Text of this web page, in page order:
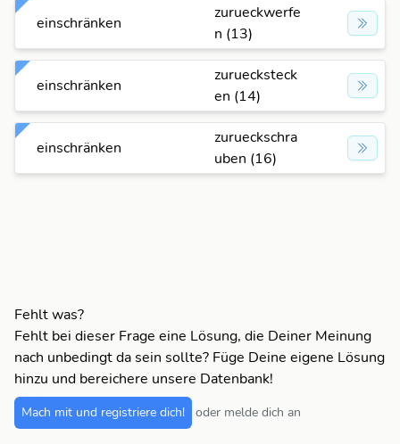
einschränken
zurueckwerfe
n (13)
einschränken
zuruecksteck
en (14)
einschränken
zurueckschra
uben (16)
Fehlt was?
Fehlt bei dieser Frage eine Lösung, die Deiner Meinung
nach unbedingt da sein sollte? Füge Deine eigene Lösung
hinzu und bereichere unsere Datenbank!
Mach mit und registriere dich! oder melde dich an